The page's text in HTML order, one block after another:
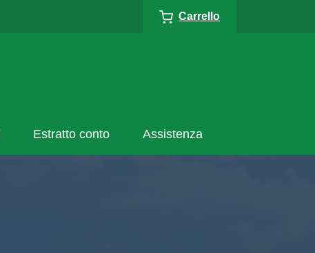
Carrello
Estratto conto Assistenza